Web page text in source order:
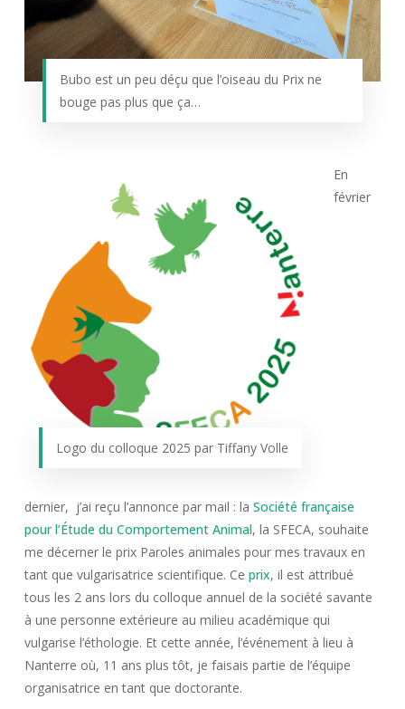
Bubo est un peu déçu que l’oiseau du Prix ne
bouge pas plus que ça…
Logo du colloque 2025 par Tiffany Volle
En
février
dernier, j’ai reçu l’annonce par mail : la Société française
pour l’Étude du Comportement Animal, la SFECA, souhaite
me décerner le prix Paroles animales pour mes travaux en
tant que vulgarisatrice scientifique. Ce prix, il est attribué
tous les 2 ans lors du colloque annuel de la société savante
à une personne extérieure au milieu académique qui
vulgarise l’éthologie. Et cette année, l’événement à lieu à
Nanterre où, 11 ans plus tôt, je faisais partie de l’équipe
organisatrice en tant que doctorante.